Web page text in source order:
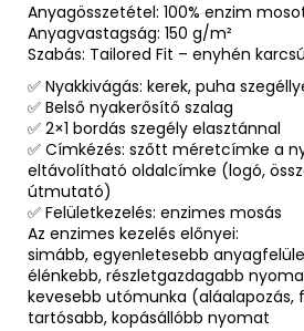
Anyagösszetétel: 100% enzim
Anyagvastagság: 150 g/m²
Szabás: Tailored Fit – enyhén
✅ Nyakkivágás: kerek, puha
✅ Belső nyakerősítő szalag
✅ 2×1 bordás szegély elasztánnal
✅ Címkézés: szőtt méretcímke a
eltávolítható oldalcímke (logó,
útmutató)
✅ Felületkezelés: enzimes mosás
Az enzimes kezelés előnyei:
simább, egyenletesebb
élénkebb, részletgazdagabb
kevesebb utómunka (aláalapozás,
tartósabb, kopásállóbb nyomat